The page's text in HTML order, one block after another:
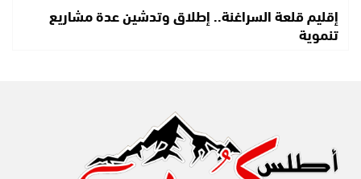
إقليم قلعة السراغنة.. إطلاق وتدشين عدة مشاريع
تنموية